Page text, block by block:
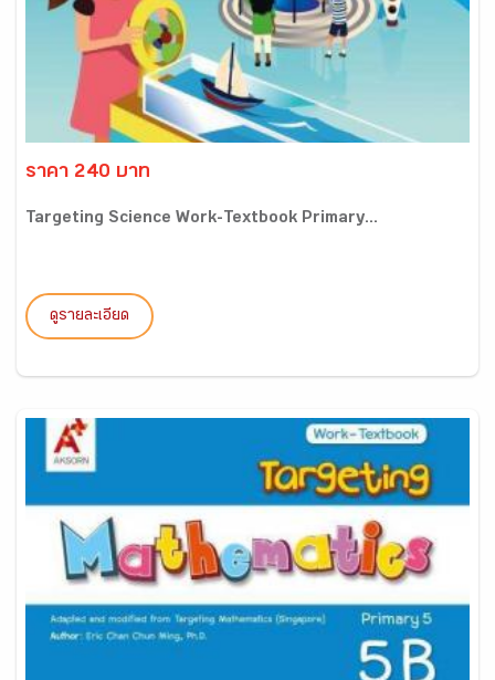
ราคา 240 บาท
Targeting Science Work-Textbook Primary...
ดูรายละเอียด